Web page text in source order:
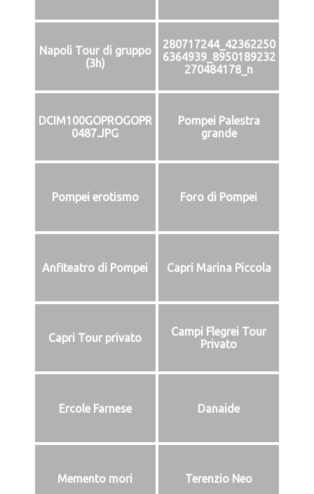
Napoli Tour di gruppo
(3h)
280717244_42362250
6364939_8950189232
270484178_n
DCIM100GOPROGOPR
0487.JPG
Pompei Palestra
grande
Pompei erotismo Foro di Pompei
Anfiteatro di Pompei Capri Marina Piccola
Capri Tour privato
Campi Flegrei Tour
Privato
Ercole Farnese Danaide
Memento mori Terenzio Neo